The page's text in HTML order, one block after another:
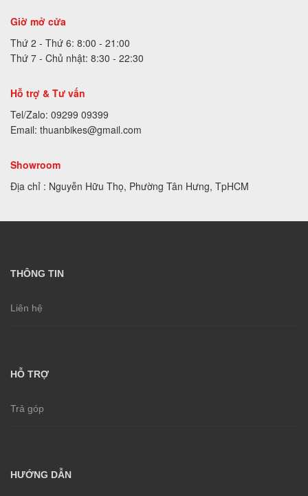
Giờ mở cửa
Thứ 2 - Thứ 6: 8:00 - 21:00
Thứ 7 - Chủ nhật: 8:30 - 22:30
Hỗ trợ & Tư vấn
Tel/Zalo: 09299 09399
Email: thuanbikes@gmail.com
Showroom
Địa chỉ : Nguyễn Hữu Thọ, Phường Tân Hưng, TpHCM
THÔNG TIN
Liên hệ
HỖ TRỢ
Trả góp
HƯỚNG DẪN